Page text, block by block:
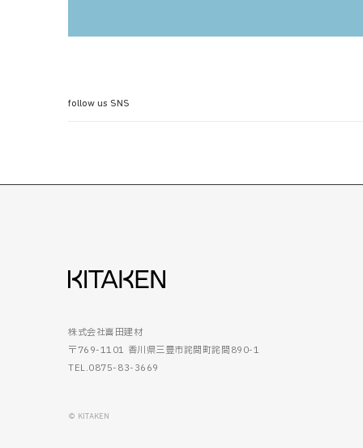
follow us SNS
株式会社喜田建材
〒769-1101 香川県三豊市詫間町詫間890-1
TEL.0875-83-3669
© KITAKEN